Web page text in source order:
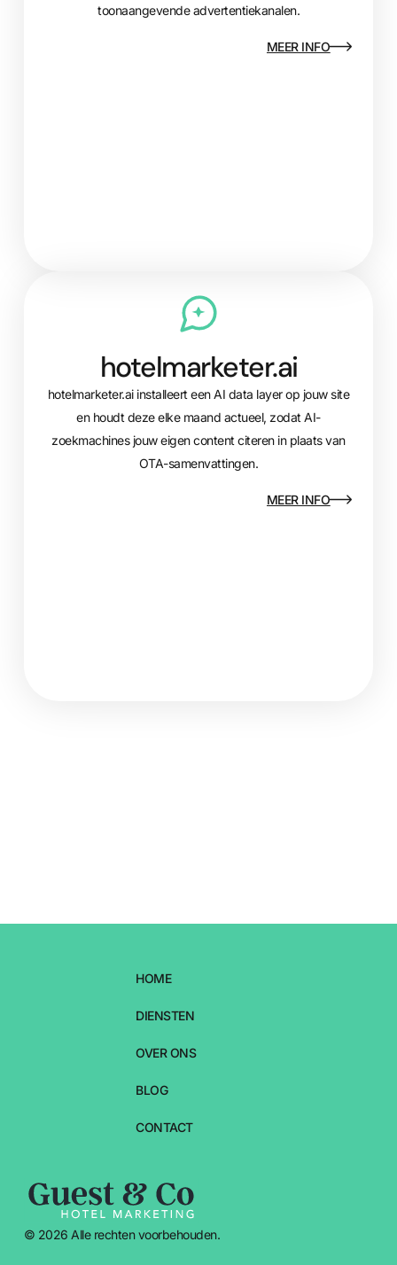
toonaangevende advertentiekanalen.
MEER INFO
hotelmarketer.ai
hotelmarketer.ai installeert een AI data layer op jouw site
en houdt deze elke maand actueel, zodat AI-
zoekmachines jouw eigen content citeren in plaats van
OTA-samenvattingen.
MEER INFO
© 2026 Alle rechten voorbehouden.
HOME
DIENSTEN
OVER ONS
BLOG
CONTACT